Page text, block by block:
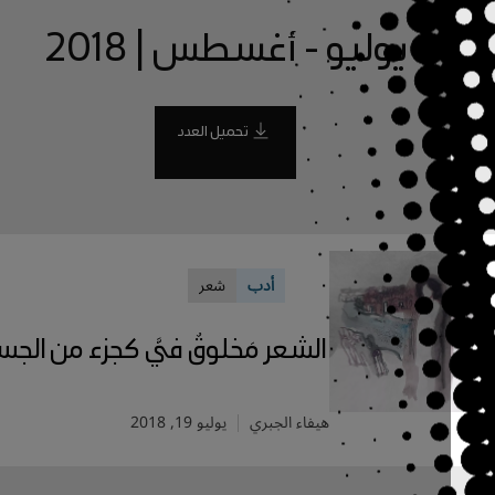
يوليو - أغسطس | 2018
تحميل العدد
شعر
الشعر مَخلوقٌ فيَّ كجزء من الجسد
هيفاء الجبري يوليو 19, 2018